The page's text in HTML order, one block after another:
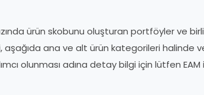
ürün skobunu oluşturan portföyler ve
ana ve alt ürün kategorileri halinde
olunması adına detay bilgi için lütfen